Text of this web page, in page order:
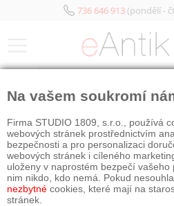
736 646 913(pondělí -
Na vašem soukromí
Firma STUDIO 1809, s.r.o., používá
webových stránek prostřednictvím
bezpečnosti a pro personalizaci
webových stránek i cíleného
uloženy v naprostém bezpečí
nim nikdo, kdo nemá. Pokud
nezbytné cookies, které mají na
stránek.